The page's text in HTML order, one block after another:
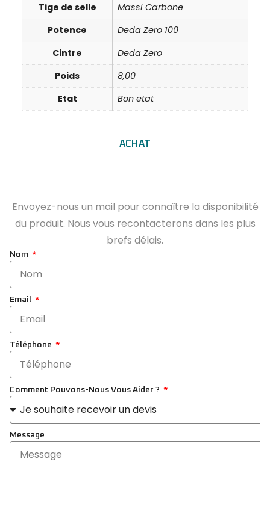
Tige de selle
Massi Carbone
Potence
Deda Zero 100
Cintre
Deda Zero
Poids
8,00
Etat
Bon etat
ACHAT
Envoyez-nous un mail pour connaître la disponibilité
du produit. Nous vous recontacterons dans les plus
brefs délais.
Nom
Email
Téléphone
Comment Pouvons-Nous Vous Aider ?
Message